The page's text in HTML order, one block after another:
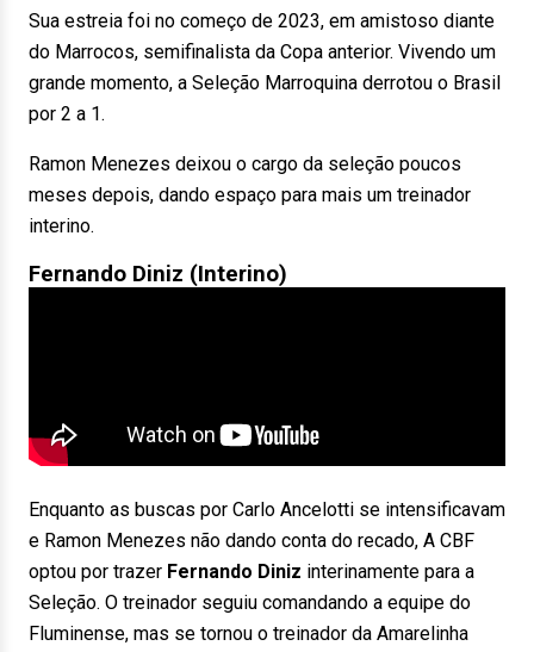
Sua estreia foi no começo de 2023, em amistoso diante
do Marrocos, semifinalista da Copa anterior. Vivendo um
grande momento, a Seleção Marroquina derrotou o Brasil
por 2 a 1.
Ramon Menezes deixou o cargo da seleção poucos
meses depois, dando espaço para mais um treinador
interino.
Fernando Diniz (Interino)
Enquanto as buscas por Carlo Ancelotti se intensificavam
e Ramon Menezes não dando conta do recado, A CBF
optou por trazer Fernando Diniz interinamente para a
Seleção. O treinador seguiu comandando a equipe do
Fluminense, mas se tornou o treinador da Amarelinha